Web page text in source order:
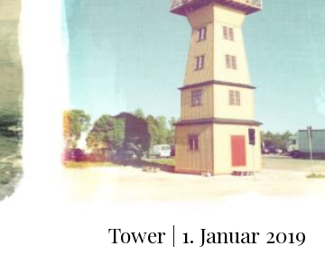
Tower | 1. Januar 2019